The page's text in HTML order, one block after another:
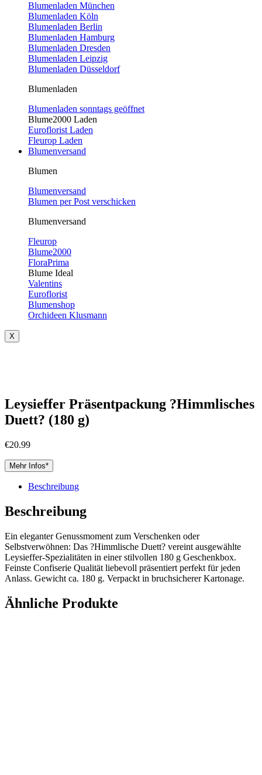
Blumenladen München
Blumenladen Köln
Blumenladen Berlin
Blumenladen Hamburg
Blumenladen Dresden
Blumenladen Leipzig
Blumenladen Düsseldorf
Blumenladen
Blumenladen sonntags geöffnet
Blume2000 Laden
Euroflorist Laden
Fleurop Laden
Blumenversand
Blumen
Blumenversand
Blumen per Post verschicken
Blumenversand
Fleurop
Blume2000
FloraPrima
Blume Ideal
Valentins
Euroflorist
Blumenshop
Orchideen Klusmann
X
Leysieffer Präsentpackung ?Himmlisches
Duett? (180 g)
€20.99
Mehr Infos*
Beschreibung
Beschreibung
Ein eleganter Genussmoment zum Verschenken oder
Selbstverwöhnen: Das ?Himmlische Duett? vereint ausgewählte
Leysieffer-Spezialitäten in einer stilvollen 180 g Geschenkbox.
Feinste Confiserie Qualität liebevoll präsentiert perfekt für jeden
Anlass. Gewicht ca. 180 g. Verpackt in bruchsicherer Kartonage.
Ähnliche Produkte